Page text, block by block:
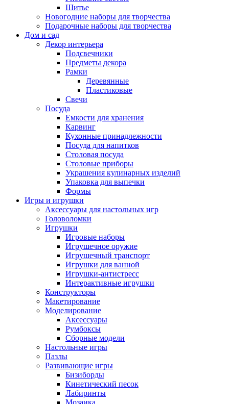
Шитье
Новогодние наборы для творчества
Подарочные наборы для творчества
Дом и сад
Декор интерьера
Подсвечники
Предметы декора
Рамки
Деревянные
Пластиковые
Свечи
Посуда
Емкости для хранения
Карвинг
Кухонные принадлежности
Посуда для напитков
Столовая посуда
Столовые приборы
Украшения кулинарных изделий
Упаковка для выпечки
Формы
Игры и игрушки
Аксессуары для настольных игр
Головоломки
Игрушки
Игровые наборы
Игрушечное оружие
Игрушечный транспорт
Игрушки для ванной
Игрушки-антистресс
Интерактивные игрушки
Конструкторы
Макетирование
Моделирование
Аксессуары
Румбоксы
Сборные модели
Настольные игры
Пазлы
Развивающие игры
Бизиборды
Кинетический песок
Лабиринты
Мозаика